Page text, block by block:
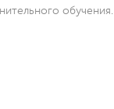
обучения.